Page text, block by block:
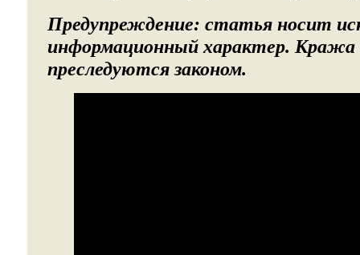
Предупреждение: статья носит
информационный характер.
преследуются законом.